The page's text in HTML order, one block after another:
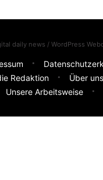
daily news / WordPress
Redaktion
Über uns
Unsere Arbeitsweise